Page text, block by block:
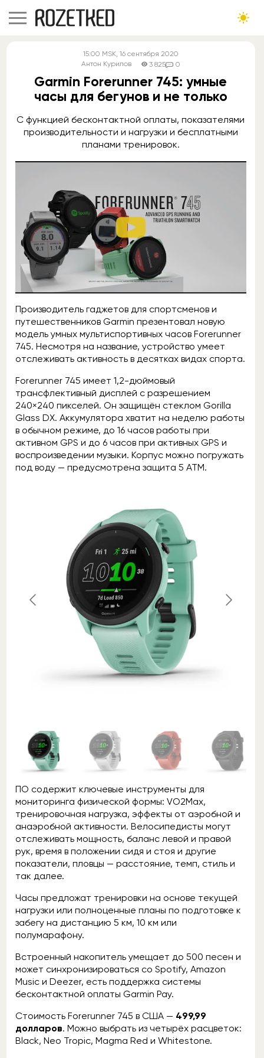
15:00 MSK, 16 сентября 2020
Антон Курилов
3 825 0
Garmin Forerunner 745: умные
часы для бегунов и не только
С функцией бесконтактной оплаты, показателями
производительности и нагрузки и бесплатными
планами тренировок.
Производитель гаджетов для спортсменов и
путешественников Garmin презентовал новую
модель умных мультиспортивных часов Forerunner
745. Несмотря на название, устройство умеет
отслеживать активность в десятках видах спорта.
Forerunner 745 имеет 1,2-дюймовый
трансфлективный дисплей с разрешением
240×240 пикселей. Он защищён стеклом Gorilla
Glass DX. Аккумулятора хватит на неделю работы
в обычном режиме, до 16 часов работы при
активном GPS и до 6 часов при активных GPS и
воспроизведении музыки. Корпус можно погружать
под воду — предусмотрена защита 5 ATM.
ПО содержит ключевые инструменты для
мониторинга физической формы: VO2Max,
тренировочная нагрузка, эффекты от аэробной и
анаэробной активности. Велосипедисты могут
отслеживать мощность, баланс левой и правой
рук, время в положении сидя и стоя и другие
показатели, пловцы — расстояние, темп, стиль и
так далее.
Часы предложат тренировки на основе текущей
нагрузки или полноценные планы по подготовке к
забегу на дистанцию 5 км, 10 км или
полумарафону.
Встроенный накопитель умещает до 500 песен и
может синхронизироваться со Spotify, Amazon
Music и Deezer, есть поддержка системы
бесконтактной оплаты Garmin Pay.
Стоимость Forerunner 745 в США — 499,99
долларов. Можно выбрать из четырёх расцветок:
Black, Neo Tropic, Magma Red и Whitestone.